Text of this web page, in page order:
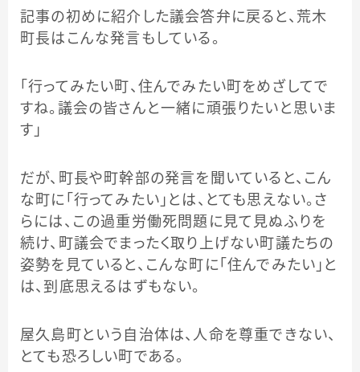
記事の初めに紹介した議会答弁に戻ると、荒木
町長はこんな発言もしている。
「行ってみたい町、住んでみたい町をめざしてで
すね。議会の皆さんと一緒に頑張りたいと思いま
す」
だが、町長や町幹部の発言を聞いていると、こん
な町に「行ってみたい」とは、とても思えない。さ
らには、この過重労働死問題に見て見ぬふりを
続け、町議会でまったく取り上げない町議たちの
姿勢を見ていると、こんな町に「住んでみたい」と
は、到底思えるはずもない。
屋久島町という自治体は、人命を尊重できない、
とても恐ろしい町である。